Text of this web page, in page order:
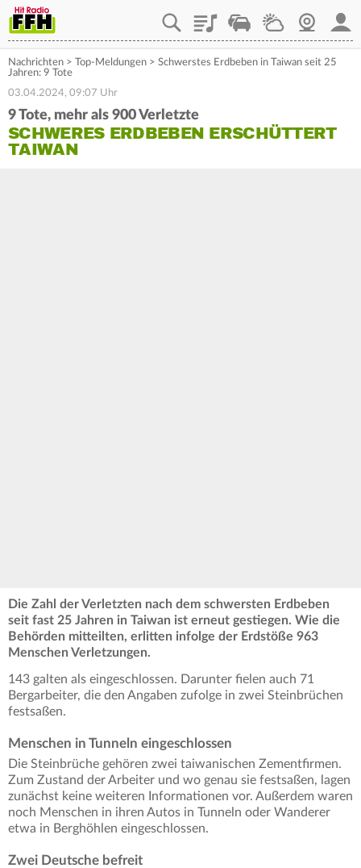
PlaylistStaupilotWetterWebcam
Nachrichten > Top-Meldungen > Schwerstes Erdbeben in Taiwan seit 25
Jahren: 9 Tote
03.04.2024, 09:07 Uhr
9 Tote, mehr als 900 Verletzte
SCHWERES ERDBEBEN ERSCHÜTTERT
TAIWAN
Die Zahl der Verletzten nach dem schwersten Erdbeben
seit fast 25 Jahren in Taiwan ist erneut gestiegen. Wie die
Behörden mitteilten, erlitten infolge der Erdstöße 963
Menschen Verletzungen.
143 galten als eingeschlossen. Darunter fielen auch 71
Bergarbeiter, die den Angaben zufolge in zwei Steinbrüchen
festsaßen.
Menschen in Tunneln eingeschlossen
Die Steinbrüche gehören zwei taiwanischen Zementfirmen.
Zum Zustand der Arbeiter und wo genau sie festsaßen, lagen
zunächst keine weiteren Informationen vor. Außerdem waren
noch Menschen in ihren Autos in Tunneln oder Wanderer
etwa in Berghöhlen eingeschlossen.
Zwei Deutsche befreit